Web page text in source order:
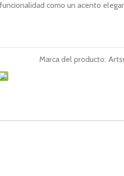
como un acento
Marca del producto: